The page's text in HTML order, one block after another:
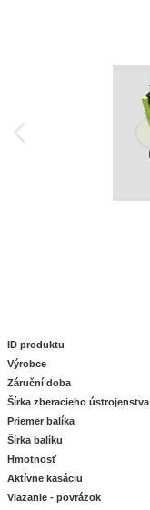
ID produktu
Výrobce
Záruční doba
Šírka zberacieho ústrojenstva
Priemer balíka
Šírka balíku
Hmotnosť
Aktívne kasáciu
Viazanie - povrázok